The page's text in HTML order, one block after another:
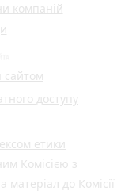
компаній
сайтом
доступу
етики
Комісією з
до Комісії